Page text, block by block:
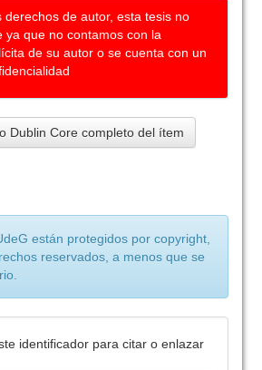
derechos de autor, esta tesis no
ya que no contamos con la
de su autor o se cuenta con un
Dublin Core completo del ítem
están protegidos por copyright,
reservados, a menos que se
identificador para citar o enlazar